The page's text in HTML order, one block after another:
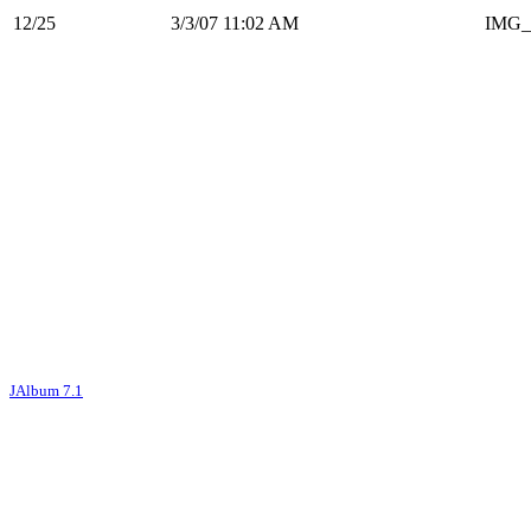
12/25 3/3/07 11:02 AM
JAlbum 7.1